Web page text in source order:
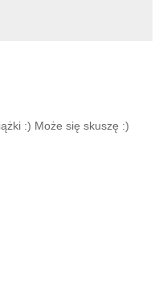
:) Może się skuszę :)